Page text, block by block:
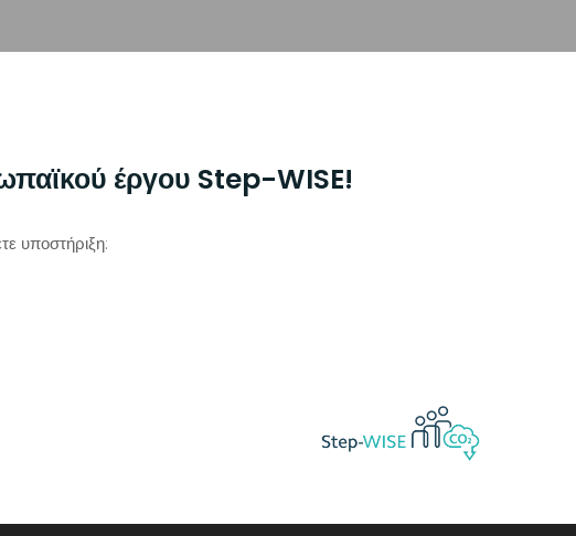
έργου Step-WISE!
υποστήριξη: